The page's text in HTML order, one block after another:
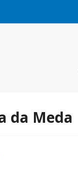
da Meda